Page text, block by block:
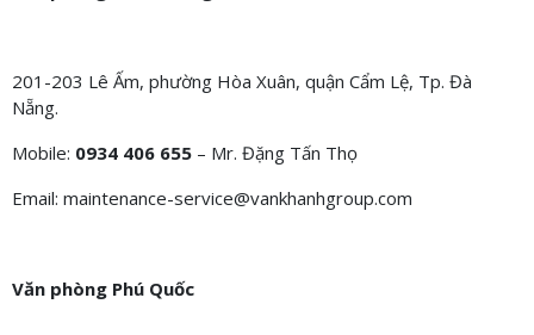
201-203 Lê Ấm, phường Hòa Xuân, quận Cẩm Lệ, Tp. Đà
Nẵng.
Mobile: 0934 406 655 – Mr. Đặng Tấn Thọ
Email: maintenance-service@vankhanhgroup.com
Văn phòng Phú Quốc